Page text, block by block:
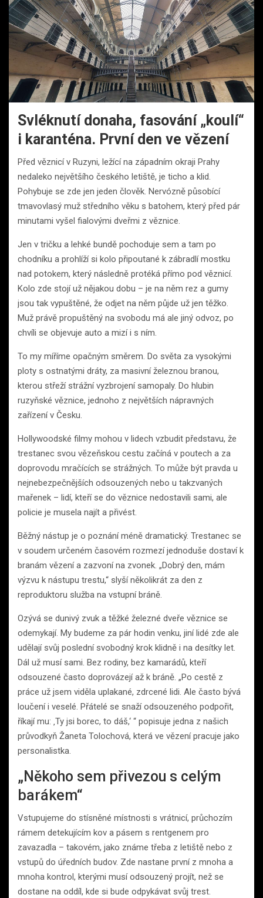
Svléknutí donaha, fasování „koulí“
i karanténa. První den ve vězení
Před věznicí v Ruzyni, ležící na západním okraji Prahy
nedaleko největšího českého letiště, je ticho a klid.
Pohybuje se zde jen jeden člověk. Nervózně působící
tmavovlasý muž středního věku s batohem, který před pár
minutami vyšel fialovými dveřmi z věznice.
Jen v tričku a lehké bundě pochoduje sem a tam po
chodníku a prohlíží si kolo připoutané k zábradlí mostku
nad potokem, který následně protéká přímo pod věznicí.
Kolo zde stojí už nějakou dobu – je na něm rez a gumy
jsou tak vypuštěné, že odjet na něm půjde už jen těžko.
Muž právě propuštěný na svobodu má ale jiný odvoz, po
chvíli se objevuje auto a mizí i s ním.
To my míříme opačným směrem. Do světa za vysokými
ploty s ostnatými dráty, za masivní železnou branou,
kterou střeží strážní vyzbrojení samopaly. Do hlubin
ruzyňské věznice, jednoho z největších nápravných
zařízení v Česku.
Hollywoodské filmy mohou v lidech vzbudit představu, že
trestanec svou vězeňskou cestu začíná v poutech a za
doprovodu mračících se strážných. To může být pravda u
nejnebezpečnějších odsouzených nebo u takzvaných
mařenek – lidí, kteří se do věznice nedostavili sami, ale
policie je musela najít a přivést.
Běžný nástup je o poznání méně dramatický. Trestanec se
v soudem určeném časovém rozmezí jednoduše dostaví k
branám vězení a zazvoní na zvonek. „Dobrý den, mám
výzvu k nástupu trestu,“ slyší několikrát za den z
reproduktoru služba na vstupní bráně.
Ozývá se dunivý zvuk a těžké železné dveře věznice se
odemykají. My budeme za pár hodin venku, jiní lidé zde ale
udělají svůj poslední svobodný krok klidně i na desítky let.
Dál už musí sami. Bez rodiny, bez kamarádů, kteří
odsouzené často doprovázejí až k bráně. „Po cestě z
práce už jsem viděla uplakané, zdrcené lidi. Ale často bývá
loučení i veselé. Přátelé se snaží odsouzeného podpořit,
říkají mu: ‚Ty jsi borec, to dáš,‘ “ popisuje jedna z našich
průvodkyň Žaneta Tolochová, která ve vězení pracuje jako
personalistka.
„Někoho sem přivezou s celým
barákem“
Vstupujeme do stísněné místnosti s vrátnicí, průchozím
rámem detekujícím kov a pásem s rentgenem pro
zavazadla – takovém, jako známe třeba z letiště nebo z
vstupů do úředních budov. Zde nastane první z mnoha a
mnoha kontrol, kterými musí odsouzený projít, než se
dostane na oddíl, kde si bude odpykávat svůj trest.